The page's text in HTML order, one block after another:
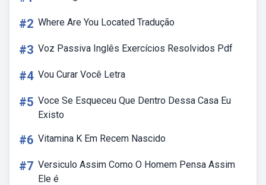
#2 Where Are You Located Tradução
#3 Voz Passiva Inglês Exercícios Resolvidos Pdf
#4 Vou Curar Você Letra
#5 Voce Se Esqueceu Que Dentro Dessa Casa Eu
Existo
#6 Vitamina K Em Recem Nascido
#7 Versiculo Assim Como O Homem Pensa Assim
Ele é